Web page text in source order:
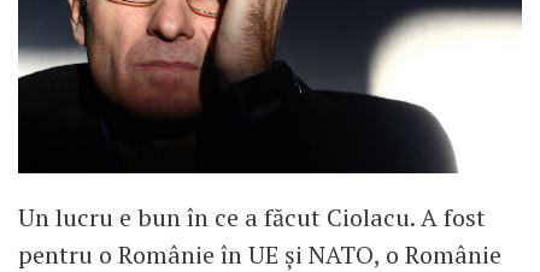
Un lucru e bun în ce a făcut Ciolacu. A fost
pentru o Românie în UE și NATO, o Românie